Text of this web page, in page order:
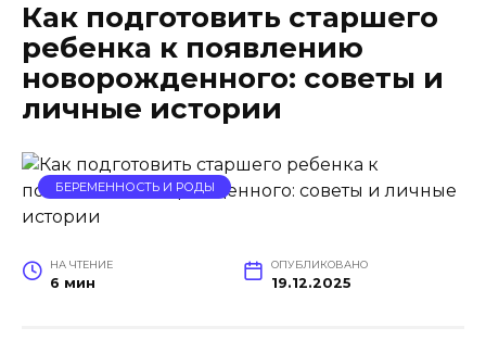
Как подготовить старшего
ребенка к появлению
новорожденного: советы и
личные истории
БЕРЕМЕННОСТЬ И РОДЫ
НА ЧТЕНИЕ
6 мин
ОПУБЛИКОВАНО
19.12.2025